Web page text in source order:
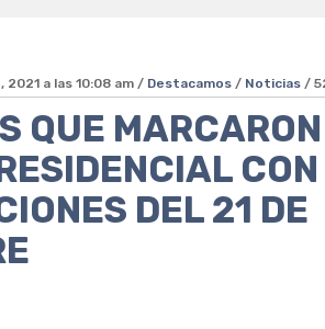
a las 10:08 am / Destacamos / Noticias /
QUE
DEL 21 DE